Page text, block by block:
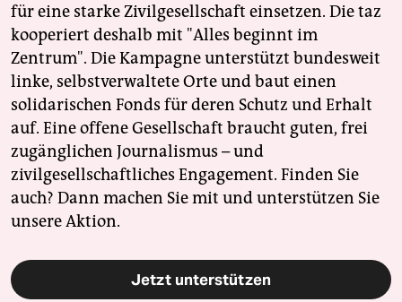
für eine starke Zivilgesellschaft einsetzen. Die taz
kooperiert deshalb mit "Alles beginnt im
Zentrum". Die Kampagne unterstützt bundesweit
linke, selbstverwaltete Orte und baut einen
solidarischen Fonds für deren Schutz und Erhalt
auf. Eine offene Gesellschaft braucht guten, frei
zugänglichen Journalismus – und
zivilgesellschaftliches Engagement. Finden Sie
auch? Dann machen Sie mit und unterstützen Sie
unsere Aktion.
Jetzt unterstützen